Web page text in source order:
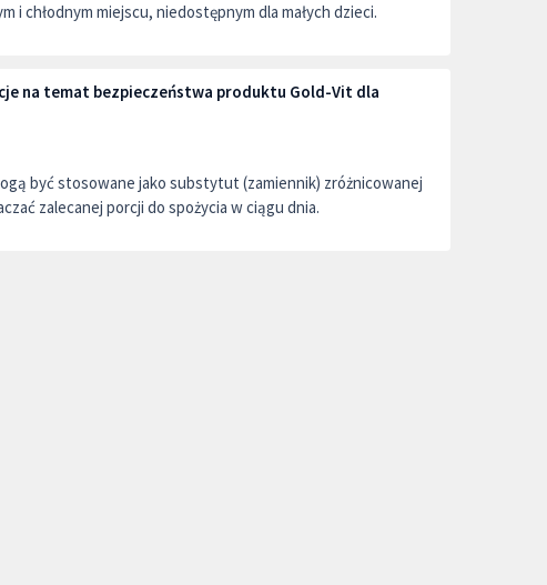
i chłodnym miejscu, niedostępnym dla małych dzieci.
na temat bezpieczeństwa produktu Gold-Vit dla
być stosowane jako substytut (zamiennik) zróżnicowanej
zalecanej porcji do spożycia w ciągu dnia.